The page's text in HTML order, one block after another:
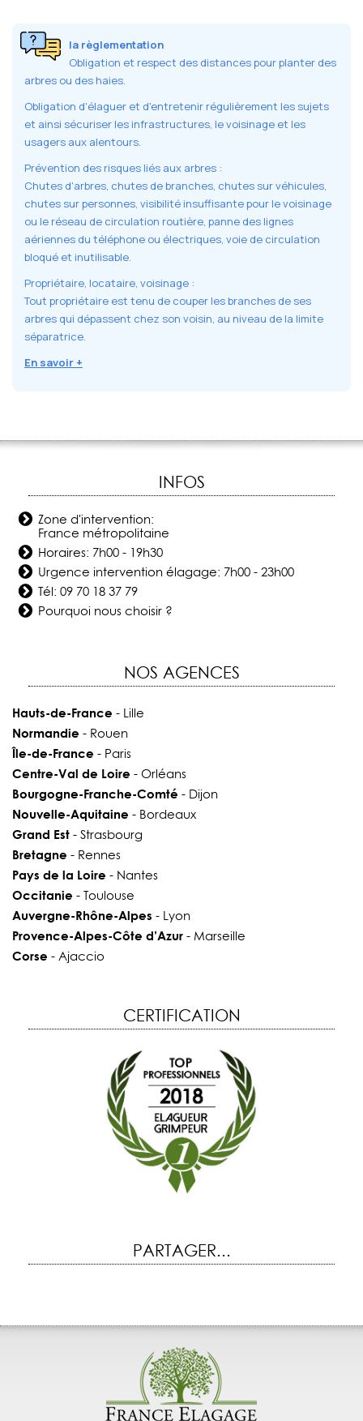
la règlementation
Obligation et respect des distances pour planter des
arbres ou des haies.
Obligation d'élaguer et d'entretenir régulièrement les sujets
et ainsi sécuriser les infrastructures, le voisinage et les
usagers aux alentours.
Prévention des risques liés aux arbres :
Chutes d'arbres, chutes de branches, chutes sur véhicules,
chutes sur personnes, visibilité insuffisante pour le voisinage
ou le réseau de circulation routière, panne des lignes
aériennes du téléphone ou électriques, voie de circulation
bloqué et inutilisable.
Propriétaire, locataire, voisinage :
Tout propriétaire est tenu de couper les branches de ses
arbres qui dépassent chez son voisin, au niveau de la limite
séparatrice.
En savoir +
INFOS
Zone d'intervention:
France métropolitaine
Horaires: 7h00 - 19h30
Urgence intervention élagage: 7h00 - 23h00
Tél:09 70 18 37 79
Pourquoi nous choisir ?
NOS AGENCES
Hauts-de-France - Lille
Normandie - Rouen
Île-de-France - Paris
Centre-Val de Loire - Orléans
Bourgogne-Franche-Comté - Dijon
Nouvelle-Aquitaine - Bordeaux
Grand Est- Strasbourg
Bretagne - Rennes
Pays de la Loire - Nantes
Occitanie - Toulouse
Auvergne-Rhône-Alpes - Lyon
Provence-Alpes-Côte d’Azur- Marseille
Corse - Ajaccio
CERTIFICATION
PARTAGER...